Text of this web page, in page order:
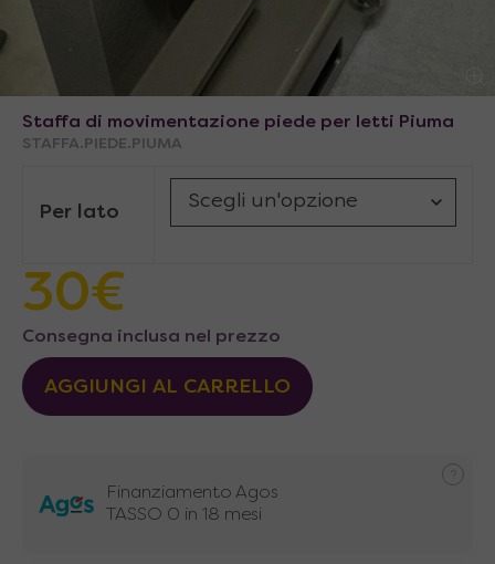
Staffa di movimentazione piede per letti Piuma
STAFFA.PIEDE.PIUMA
Per lato
30€
Consegna inclusa nel prezzo
AGGIUNGI AL CARRELLO
Finanziamento Agos
TASSO 0 in 18 mesi